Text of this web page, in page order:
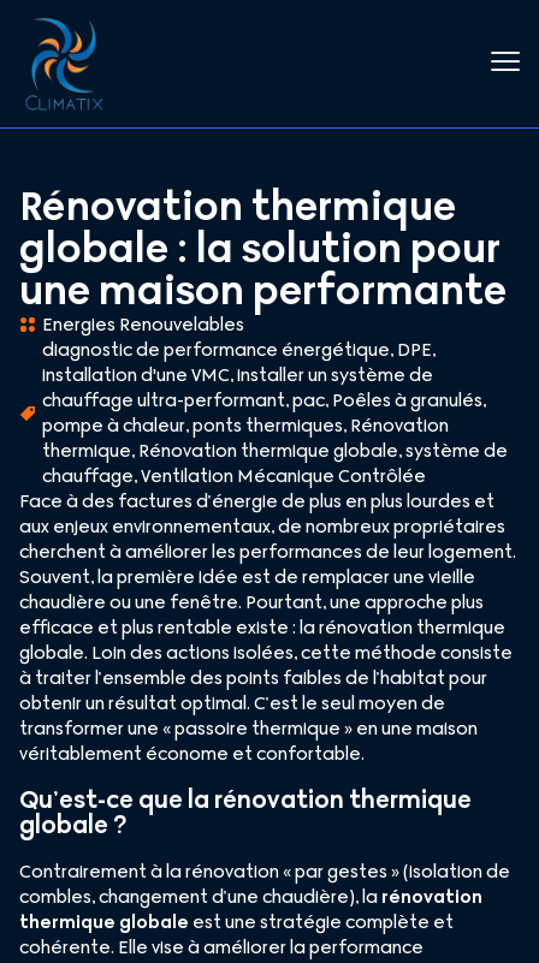
Rénovation thermique
globale : la solution pour
une maison performante
Energies Renouvelables
diagnostic de performance énergétique,DPE,
installation d'une VMC,installer un système de
chauffage ultra-performant,pac,Poêles à granulés,
pompe à chaleur,ponts thermiques,Rénovation
thermique,Rénovation thermique globale,système de
chauffage,Ventilation Mécanique Contrôlée
Face à des factures d’énergie de plus en plus lourdes et
aux enjeux environnementaux, de nombreux propriétaires
cherchent à améliorer les performances de leur logement.
Souvent, la première idée est de remplacer une vieille
chaudière ou une fenêtre. Pourtant, une approche plus
efficace et plus rentable existe : la rénovation thermique
globale. Loin des actions isolées, cette méthode consiste
à traiter l’ensemble des points faibles de l’habitat pour
obtenir un résultat optimal. C’est le seul moyen de
transformer une « passoire thermique » en une maison
véritablement économe et confortable.
Qu’est-ce que la rénovation thermique
globale ?
Contrairement à la rénovation « par gestes » (isolation de
combles, changement d’une chaudière), larénovation
thermique globale est une stratégie complète et
cohérente. Elle vise à améliorer la performance